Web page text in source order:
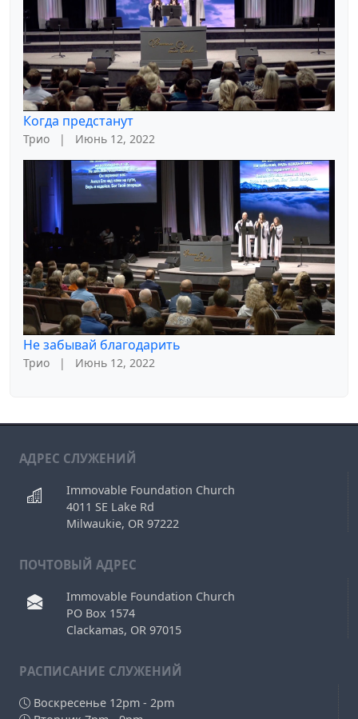
Когда предстанут
Трио | Июнь 12, 2022
Не забывай благодарить
Трио | Июнь 12, 2022
АДРЕС СЛУЖЕНИЙ
Immovable Foundation Church
4011 SE Lake Rd
Milwaukie, OR 97222
ПОЧТОВЫЙ АДРЕС
Immovable Foundation Church
PO Box 1574
Clackamas, OR 97015
РAСПИСАНИЕ СЛУЖЕНИЙ
Воскресенье 12pm - 2pm